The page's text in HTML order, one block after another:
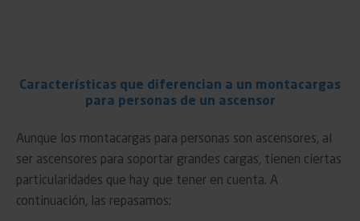
Características que diferencian a un montacargas
para personas de un ascensor
Aunque los montacargas para personas son ascensores, al
ser ascensores para soportar grandes cargas, tienen ciertas
particularidades que hay que tener en cuenta. A
continuación, las repasamos: